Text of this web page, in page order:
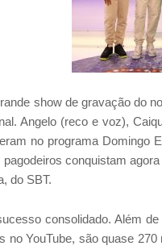
show de gravação do
Angelo (reco e voz),
no programa Domingo
conquistam
do SBT.
consolidado. Além
no YouTube, são quase